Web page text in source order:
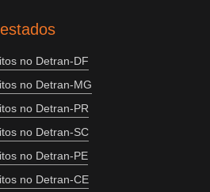
no Detran-DF
no Detran-MG
no Detran-PR
no Detran-SC
no Detran-PE
no Detran-CE